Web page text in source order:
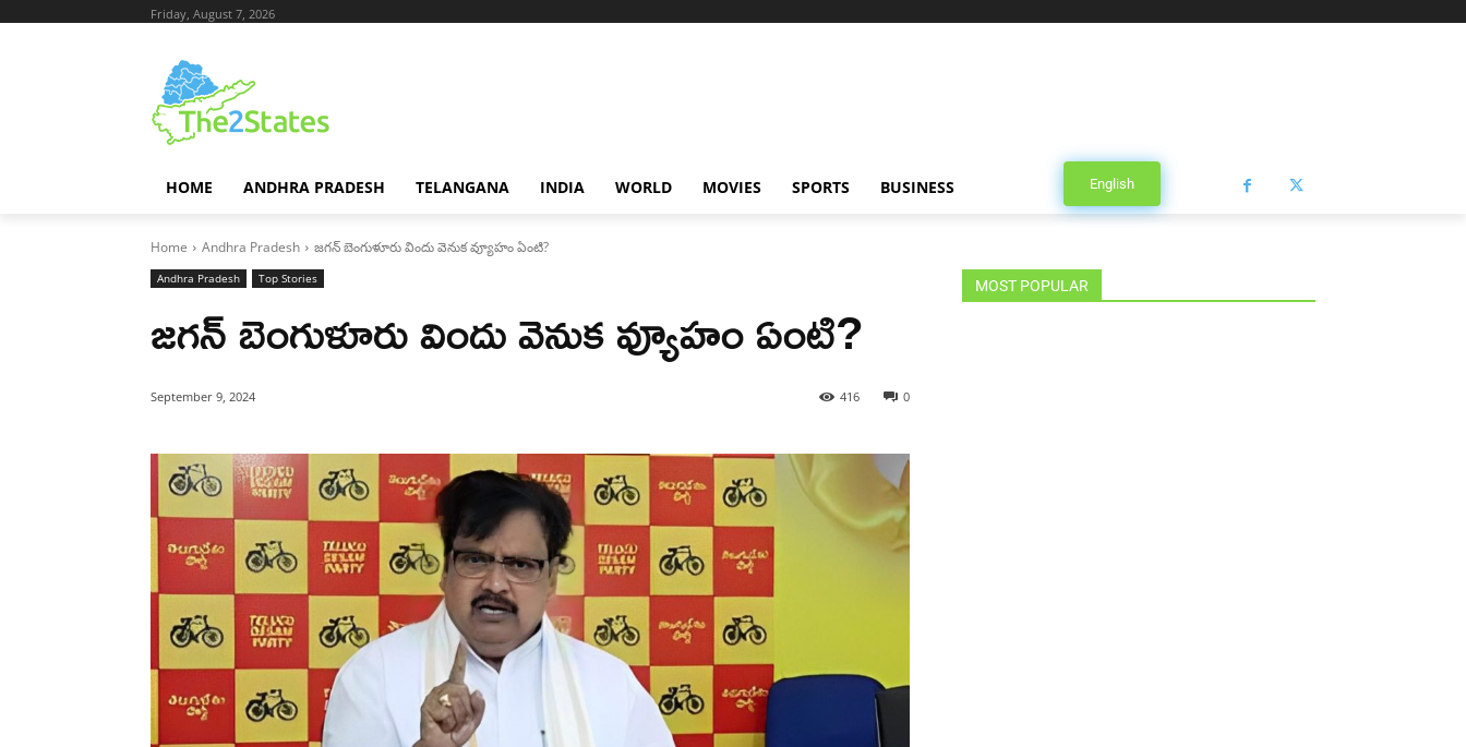
Friday, August 7, 2026
HOME ANDHRA PRADESH TELANGANA INDIA WORLD MOVIES SPORTS BUSINESS English
Home Andhra Pradesh జగన్ బెంగుళూరు విందు వెనుక వ్యూహం ఏంటి?
Andhra Pradesh Top Stories
జగన్ బెంగుళూరు విందు వెనుక వ్యూహం ఏంటి?
September 9, 2024 0
416
MOST POPULAR